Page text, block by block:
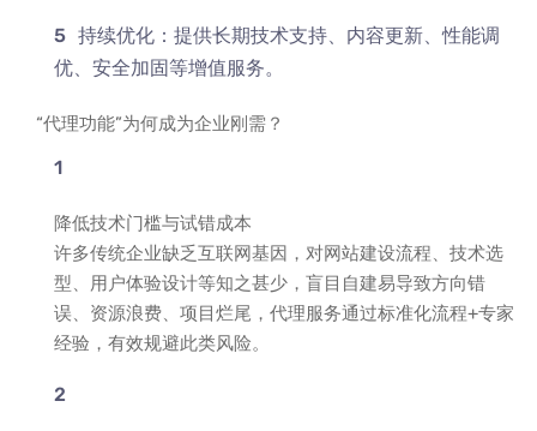
持续优化：提供长期技术支持、内容更新、性能调
优、安全加固等增值服务。
“代理功能”为何成为企业刚需？
降低技术门槛与试错成本
许多传统企业缺乏互联网基因，对网站建设流程、技术选
型、用户体验设计等知之甚少，盲目自建易导致方向错
误、资源浪费、项目烂尾，代理服务通过标准化流程+专家
经验，有效规避此类风险。